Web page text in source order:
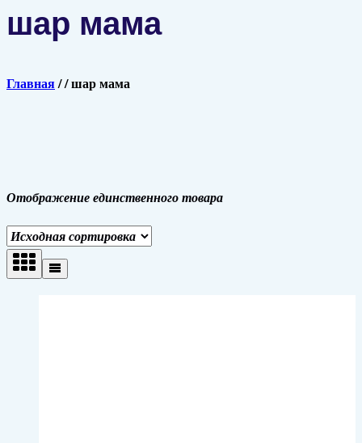
шар мама
Главная//шар мама
Отображение единственного товара